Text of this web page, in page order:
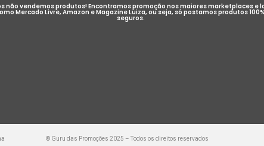
não vendemos produtos! Encontramos promoção nos maiores marketplaces e
Mercado Livre, Amazon e Magazine Luiza, ou seja, só postamos produtos 100%
seguros.
© Guru das Promoções 2025 – Todos os direitos reservados